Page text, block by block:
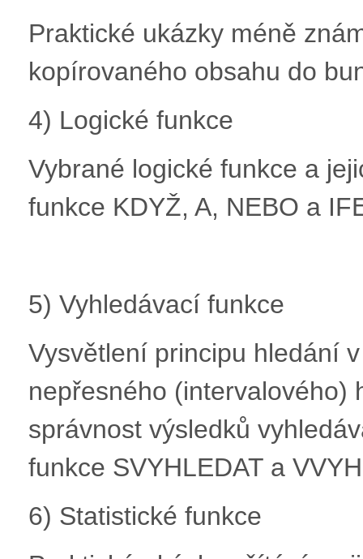
Praktické ukázky méně
kopírovaného obsahu do
4) Logické funkce
Vybrané logické funkce a
funkce KDYŽ, A, NEBO a
5) Vyhledávací funkce
Vysvětlení principu hledání
nepřesného (intervalového)
správnost výsledků
funkce SVYHLEDAT a
6) Statistické funkce